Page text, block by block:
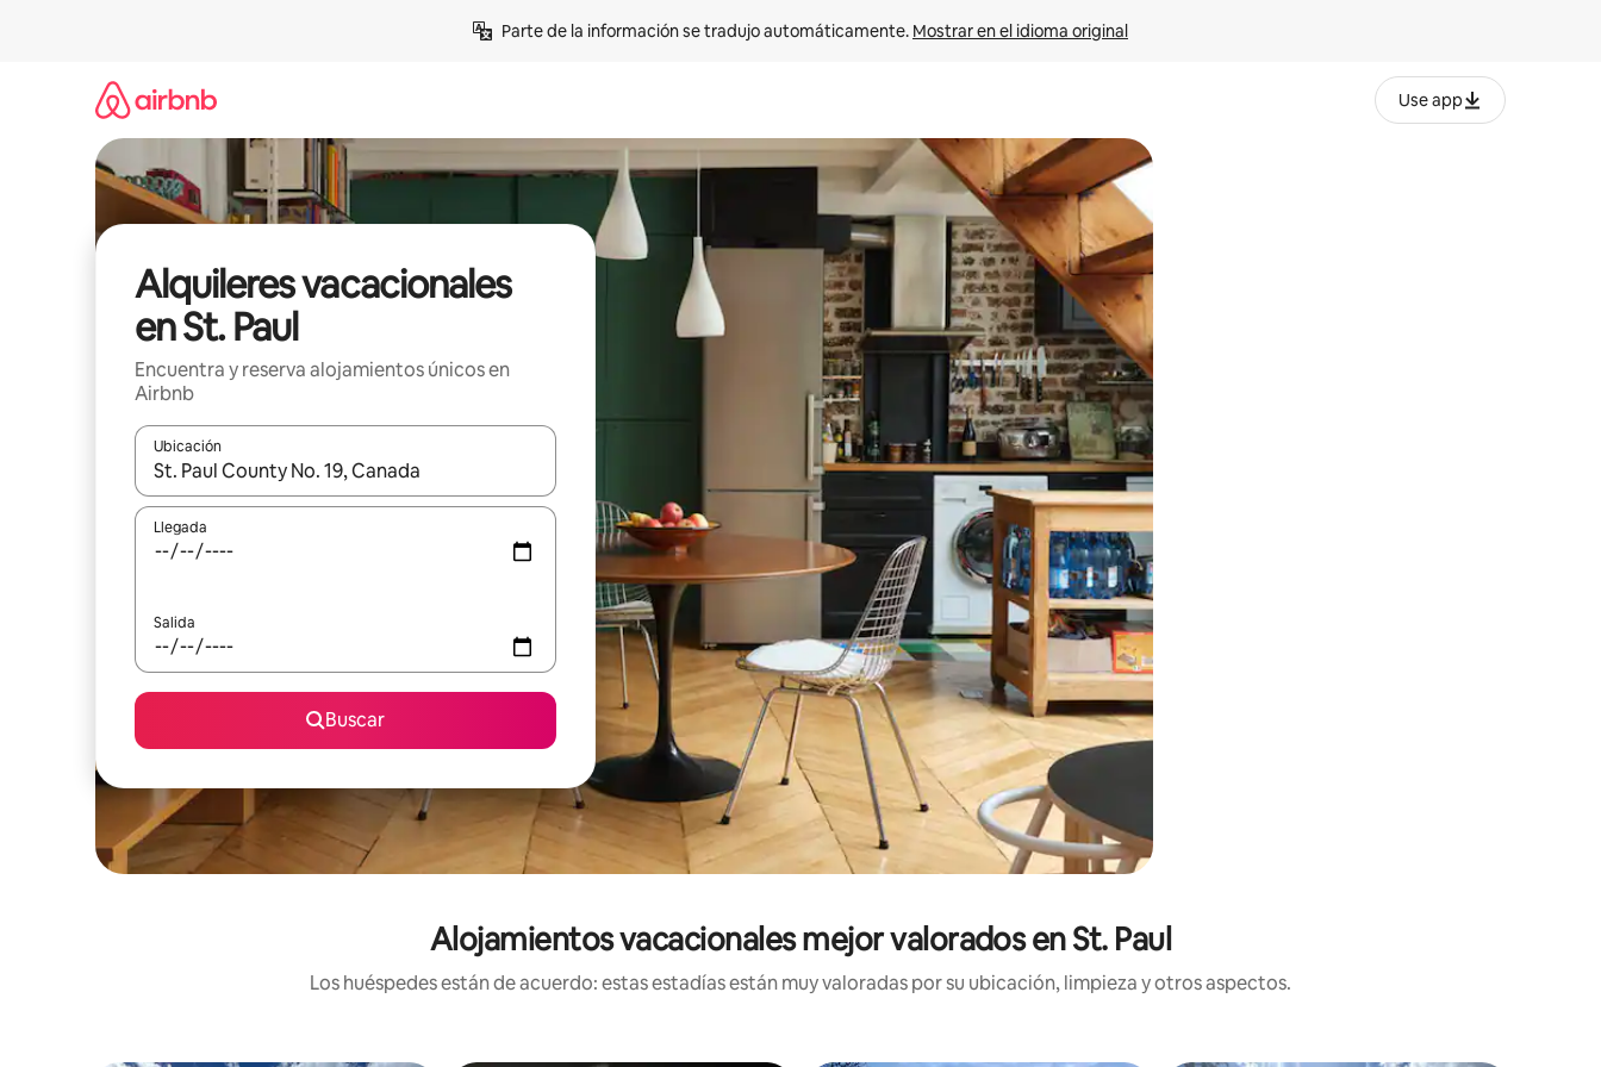
Parte de la información se tradujo automáticamente. Mostrar en el idioma original
Use app
Alquileres vacacionales
en St. Paul
Encuentra y reserva alojamientos únicos en
Airbnb
Ubicación
Cuando los resultados estén disponibles, navega con las teclas de flecha hacia arriba y hacia abajo o explora con el tacto o desliza el dedo.
Llegada
Salida
Buscar
Alojamientos vacacionales mejor valorados en St. Paul
Los huéspedes están de acuerdo: estas estadías están muy valoradas por su ubicación, limpieza y otros aspectos.